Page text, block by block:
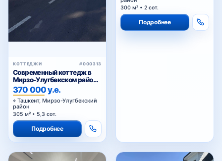
Феруза
Хирмонтепа
КОТТЕДЖИ #000313
Современный коттедж в
Мирзо-Улугбекском районе,
Алишеробод
370 000 у.е.
Ташкент, Мирзо-Улугбекский
район
305 м² • 5,3 сот.
Подробнее
300 м² • 2 сот.
Подробнее